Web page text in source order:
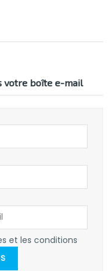
votre boîte e-mail
et les conditions